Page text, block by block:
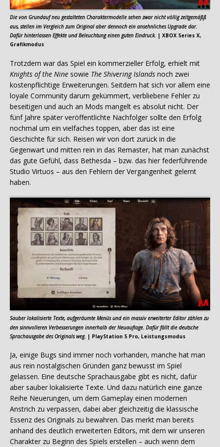
Die von Grundauf neu gestalteten Charaktermodelle sehen zwar nicht völlig zeitgemäßß
aus, stellen im Vergleich zum Original aber dennoch ein ansehnliches Upgrade dar.
Dafür hinterlassen Effekte und Beleuchtung einen guten Eindruck. | XBOX Series X,
Grafikmodus
Trotzdem war das Spiel ein kommerzieller Erfolg, erhielt mit
Knights of the Nine sowie The Shivering Islands noch zwei
kostenpflichtige Erweiterungen. Seitdem hat sich vor allem eine
loyale Community darum gekümmert, verbliebene Fehler zu
beseitigen und auch an Mods mangelt es absolut nicht. Der
fünf Jahre später veröffentlichte Nachfolger sollte den Erfolg
nochmal um ein vielfaches toppen, aber das ist eine
Geschichte für sich. Reisen wir von dort zurück in die
Gegenwart und mitten rein in das Remaster, hat man zunächst
das gute Gefühl, dass Bethesda – bzw. das hier federführende
Studio Virtuos – aus den Fehlern der Vergangenheit gelernt
haben.
Sauber lokalisierte Texte, aufgeräumte Menüs und ein massiv erweiterter Editor zählen zu
den sinnvolleren Verbesserungen innerhalb der Neuauflage. Dafür fällt die deutsche
Sprachausgabe des Originals weg. | PlayStation 5 Pro, Leistungsmodus
Ja, einige Bugs sind immer noch vorhanden, manche hat man
aus rein nostalgischen Gründen ganz bewusst im Spiel
gelassen. Eine deutsche Sprachausgabe gibt es nicht, dafür
aber sauber lokalisierte Texte. Und dazu natürlich eine ganze
Reihe Neuerungen, um dem Gameplay einen modernen
Anstrich zu verpassen, dabei aber gleichzeitig die klassische
Essenz des Originals zu bewahren. Das merkt man bereits
anhand des deutlich erweiterten Editors, mit dem wir unseren
Charakter zu Beginn des Spiels erstellen – auch wenn dem